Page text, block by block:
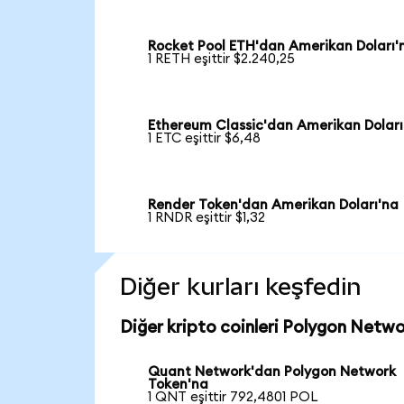
Rocket Pool ETH'dan Amerikan
1 RETH eşittir $2.240,25
Ethereum Classic'dan Amerikan
1 ETC eşittir $6,48
Render Token'dan Amerikan Doları'na
1 RNDR eşittir $1,32
Diğer kurları keşfedin
Diğer kripto coinleri Polygon
Quant Network'dan Polygon Network
Token'na
1 QNT eşittir 792,4801 POL